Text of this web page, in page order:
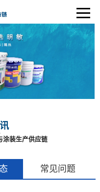
涂装生产供应链
常见问题